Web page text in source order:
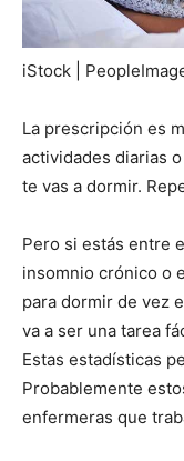
iStock |
La prescripción es
actividades diarias
te vas a dormir.
Pero si estás entre
insomnio crónico o
para dormir de vez
va a ser una tarea
Estas estadísticas
Probablemente
enfermeras que